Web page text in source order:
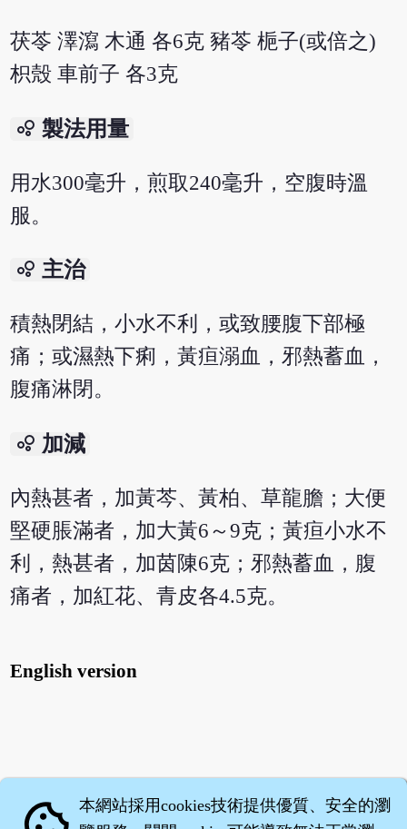
茯苓 澤瀉 木通 各6克 豬苓 梔子(或倍之)
枳殼 車前子 各3克
bubble_chart 製法用量
用水300毫升，煎取240毫升，空腹時溫
服。
bubble_chart 主治
積熱閉結，小水不利，或致腰腹下部極
痛；或濕熱下痢，黃疸溺血，邪熱蓄血，
腹痛淋閉。
bubble_chart 加減
內熱甚者，加黃芩、黃柏、草龍膽；大便
堅硬脹滿者，加大黃6～9克；黃疸小水不
利，熱甚者，加茵陳6克；邪熱蓄血，腹
痛者，加紅花、青皮各4.5克。
English version
本網站採用cookies技術提供優質、安全的瀏